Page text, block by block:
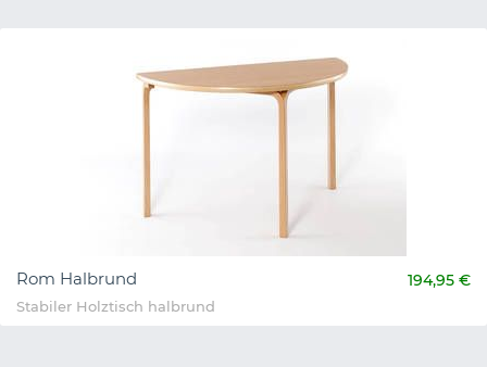
Rom Halbrund 194,95 €
Stabiler Holztisch halbrund